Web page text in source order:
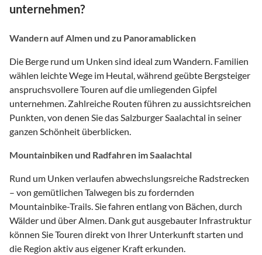
unternehmen?
Wandern auf Almen und zu Panoramablicken
Die Berge rund um Unken sind ideal zum Wandern. Familien
wählen leichte Wege im Heutal, während geübte Bergsteiger
anspruchsvollere Touren auf die umliegenden Gipfel
unternehmen. Zahlreiche Routen führen zu aussichtsreichen
Punkten, von denen Sie das Salzburger Saalachtal in seiner
ganzen Schönheit überblicken.
Mountainbiken und Radfahren im Saalachtal
Rund um Unken verlaufen abwechslungsreiche Radstrecken
– von gemütlichen Talwegen bis zu fordernden
Mountainbike-Trails. Sie fahren entlang von Bächen, durch
Wälder und über Almen. Dank gut ausgebauter Infrastruktur
können Sie Touren direkt von Ihrer Unterkunft starten und
die Region aktiv aus eigener Kraft erkunden.